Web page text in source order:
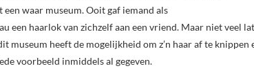
waar museum. Ooit gaf iemand als
een haarlok van zichzelf aan een vriend. Maar niet veel
museum heeft de mogelijkheid om z’n haar af te
voorbeeld inmiddels al gegeven.